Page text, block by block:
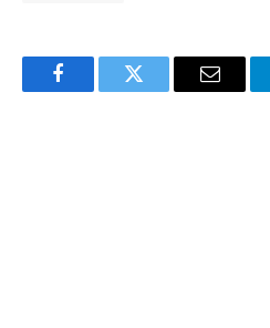
FacebookTwitter Email